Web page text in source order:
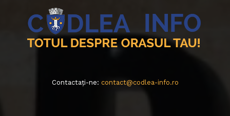
Contactați-ne: contact@codlea-info.ro